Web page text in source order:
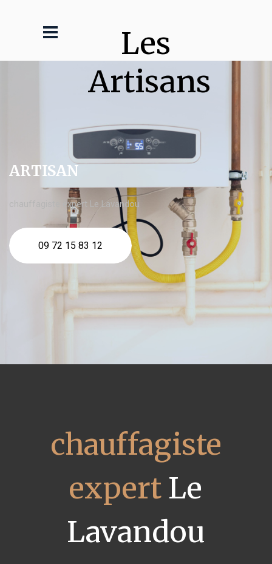
Les
Artisans
ARTISAN
chauffagiste expert Le Lavandou
09 72 15 83 12
chauffagiste
expert Le
Lavandou